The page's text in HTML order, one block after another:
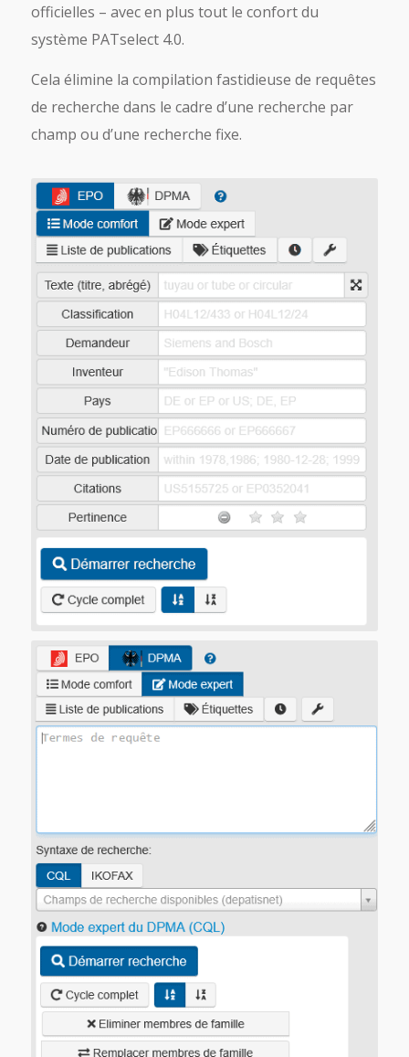
officielles – avec en plus tout le confort du
système PATselect 4.0.
Cela élimine la compilation fastidieuse de requêtes
de recherche dans le cadre d’une recherche par
champ ou d’une recherche fixe.